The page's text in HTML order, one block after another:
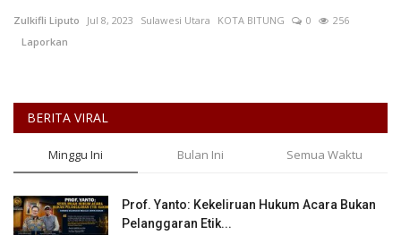
Keamanan
Cybers Event
UMKM & Ekonomi Kreatif
Pekerja Migran Indonesia
Zulkifli Liputo Jul 8, 2023 Sulawesi Utara KOTA BITUNG 0
256
Laporkan
BERITA VIRAL
Minggu Ini Bulan Ini Semua Waktu
Prof. Yanto: Kekeliruan Hukum Acara Bukan
Pelanggaran Etik...